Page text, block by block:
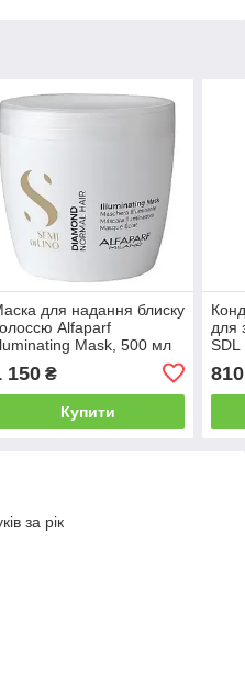
для надання блиску
Alfaparf
Mask, 500 мл
150₴
Купити
для
SDL
мл
810
за рік